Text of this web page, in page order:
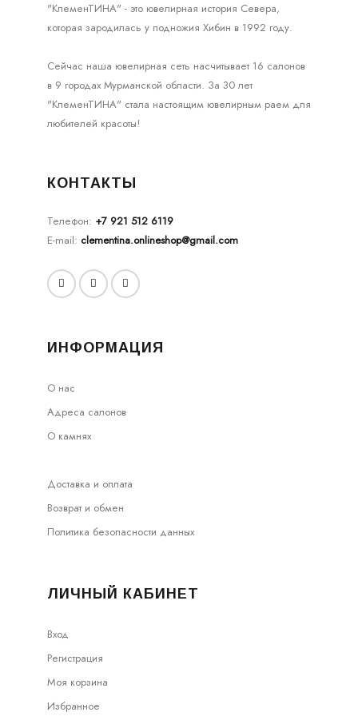
"КлеменТИНА" - это ювелирная история Севера,
которая зародилась у подножия Хибин в 1992 году.
Сейчас наша ювелирная сеть насчитывает 16 салонов
в 9 городах Мурманской области. За 30 лет
"КлеменТИНА" стала настоящим ювелирным раем для
любителей красоты!
КОНТАКТЫ
Телефон: +7 921 512 6119
E-mail: clementina.onlineshop@gmail.com
ИНФОРМАЦИЯ
О нас
Адреса салонов
О камнях
Доставка и оплата
Возврат и обмен
Политика безопасности данных
ЛИЧНЫЙ КАБИНЕТ
Вход
Регистрация
Моя корзина
Избранное